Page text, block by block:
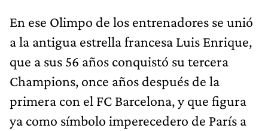
En ese Olimpo de los entrenadores se unió
a la antigua estrella francesa Luis Enrique,
que a sus 56 años conquistó su tercera
Champions, once años después de la
primera con el FC Barcelona, y que figura
ya como símbolo imperecedero de París a